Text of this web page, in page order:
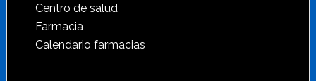
Centro de salud
Farmacia
Calendario farmacias